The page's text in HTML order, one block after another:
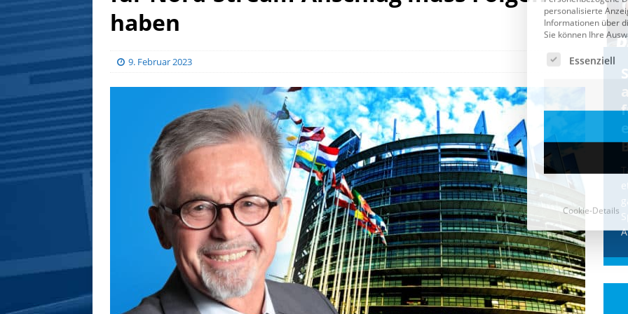
haben
9. Februar 2023
der Wahl wieder Afghanen
einfliegen: Zeit für ein
Asylmoratorium!
Die Bundesregierung und die CDU
halten die Wähler für dumm! Weil die
Stimmung wegen der von Afghanen
verübten Anschläge kippte, wurden die
Flüge vor der[...]
Cookie-Details